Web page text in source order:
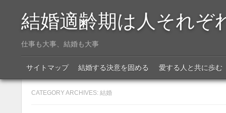
結婚適齢期は人それぞ
仕事も大事、結婚も大事
Menu
SKIP TO CONTENT
サイトマップ 結婚する決意を固める 愛する人と共に歩む
CATEGORY ARCHIVES: 結婚